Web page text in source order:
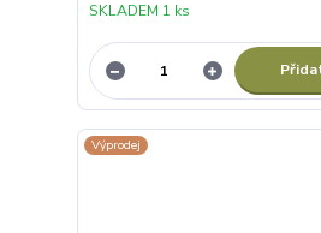
SKLADEM 1 ks
Výprodej